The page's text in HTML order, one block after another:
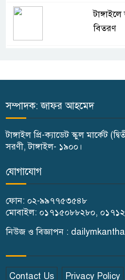
বিতরণ
শহীদ
সম্পাদক: জাফর আহমেদ
টাঙ্গাইল প্রি-ক্যাডেট স্কুল মার্কেট
সরণী, টাঙ্গাইল- ১৯০০।
যোগাযোগ
ফোন: ০২-৯৯৭৭৫৩৫৪৮
মোবাইল: ০১৭১৫০৮৮২৮০,
নিউজ ও বিজ্ঞাপন :
Contact Us Privacy Policy